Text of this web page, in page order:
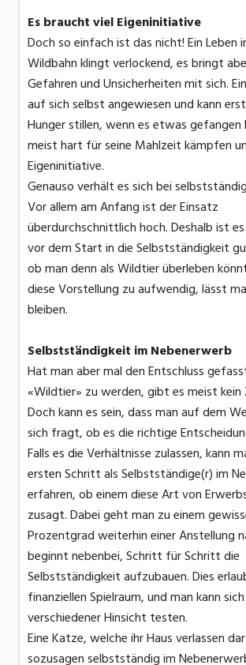
Es braucht viel Eigeninitiative
Doch so einfach ist das nicht! Ein Leben
Wildbahn klingt verlockend, es bringt
Gefahren und Unsicherheiten mit sich.
auf sich selbst angewiesen und kann
Hunger stillen, wenn es etwas gefangen
meist hart für seine Mahlzeit kämpfen
Eigeninitiative.
Genauso verhält es sich bei
Vor allem am Anfang ist der Einsatz
überdurchschnittlich hoch. Deshalb ist
vor dem Start in die Selbstständigkeit
ob man denn als Wildtier überleben
diese Vorstellung zu aufwendig, lässt
bleiben.
Selbstständigkeit im Nebenerwerb
Hat man aber mal den Entschluss
«Wildtier» zu werden, gibt es meist kein
Doch kann es sein, dass man auf dem
sich fragt, ob es die richtige
Falls es die Verhältnisse zulassen, kann
ersten Schritt als Selbstständige(r) im
erfahren, ob einem diese Art von
zusagt. Dabei geht man zu einem
Prozentgrad weiterhin einer Anstellung
beginnt nebenbei, Schritt für Schritt die
Selbstständigkeit aufzubauen. Dies
finanziellen Spielraum, und man kann
verschiedener Hinsicht testen.
Eine Katze, welche ihr Haus verlassen
sozusagen selbstständig im